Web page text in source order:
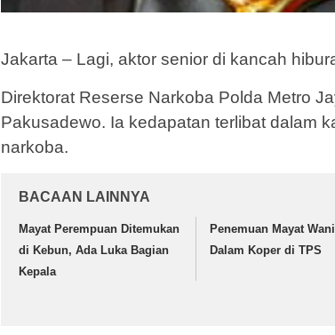
Jakarta – Lagi, aktor senior di kancah
Direktorat Reserse Narkoba Polda Metro
Pakusadewo. Ia kedapatan terlibat dalam
narkoba.
BACAAN LAINNYA
Mayat Perempuan Ditemukan
di Kebun, Ada Luka Bagian
Kepala
Penemuan Mayat
Dalam Koper di TPS